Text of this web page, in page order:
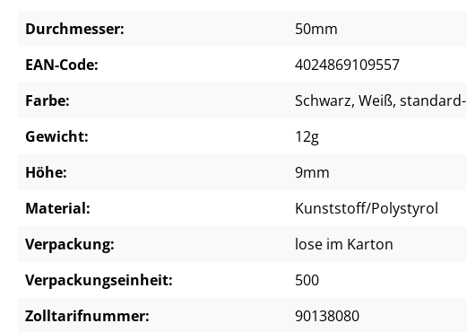
Durchmesser:
50mm
EAN-Code:
4024869109557
Farbe:
Schwarz, Weiß,
Gewicht:
12g
Höhe:
9mm
Material:
Kunststoff/Polystyrol
Verpackung:
lose im Karton
Verpackungseinheit:
500
Zolltarifnummer:
90138080